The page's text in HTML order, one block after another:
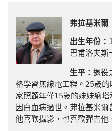
弗拉基米
出生年份：
巴甫洛夫斯
生平： 退役
格學習無線電工程。25歲
家照顧年僅15歲的妹妹納
因白血病過世。弗拉基米爾
他喜歡攝影，也喜歡彈吉他